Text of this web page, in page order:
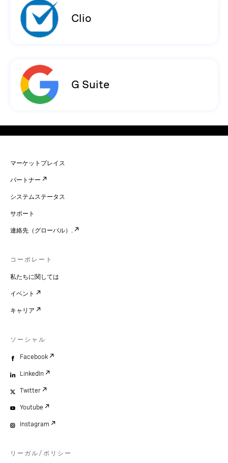
Clio
G Suite
マーケットプレイス
パートナー
システムステータス
サポート
連絡先（グローバル）.
コーポレート
私たちに関しては
イベント
キャリア
ソーシャル
Facebook
LinkedIn
Twitter
Youtube
Instagram
リーガル/ポリシー